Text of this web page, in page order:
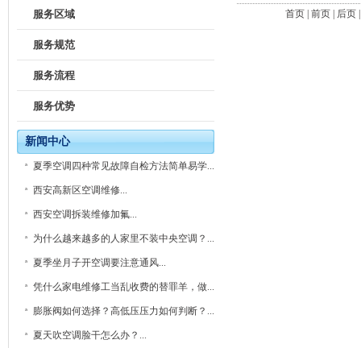
服务区域
服务规范
服务流程
服务优势
新闻中心
夏季空调四种常见故障自检方法简单易学...
西安高新区空调维修...
西安空调拆装维修加氟...
为什么越来越多的人家里不装中央空调？...
夏季坐月子开空调要注意通风...
凭什么家电维修工当乱收费的替罪羊，做...
膨胀阀如何选择？高低压压力如何判断？...
夏天吹空调脸干怎么办？...
首页 | 前页 | 后页